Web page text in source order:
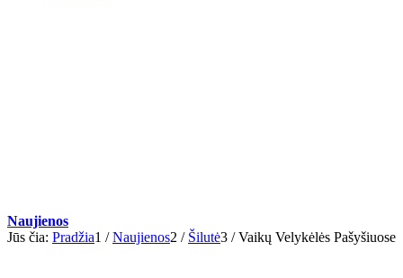
Naujienos
Jūs čia: Pradžia1 / Naujienos2 / Šilutė3 / Vaikų Velykėlės Pašyšiuose